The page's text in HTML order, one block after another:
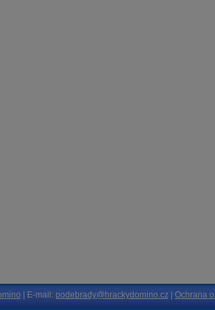
| E-mail: podebrady@hrackydomino.cz| Ochrana